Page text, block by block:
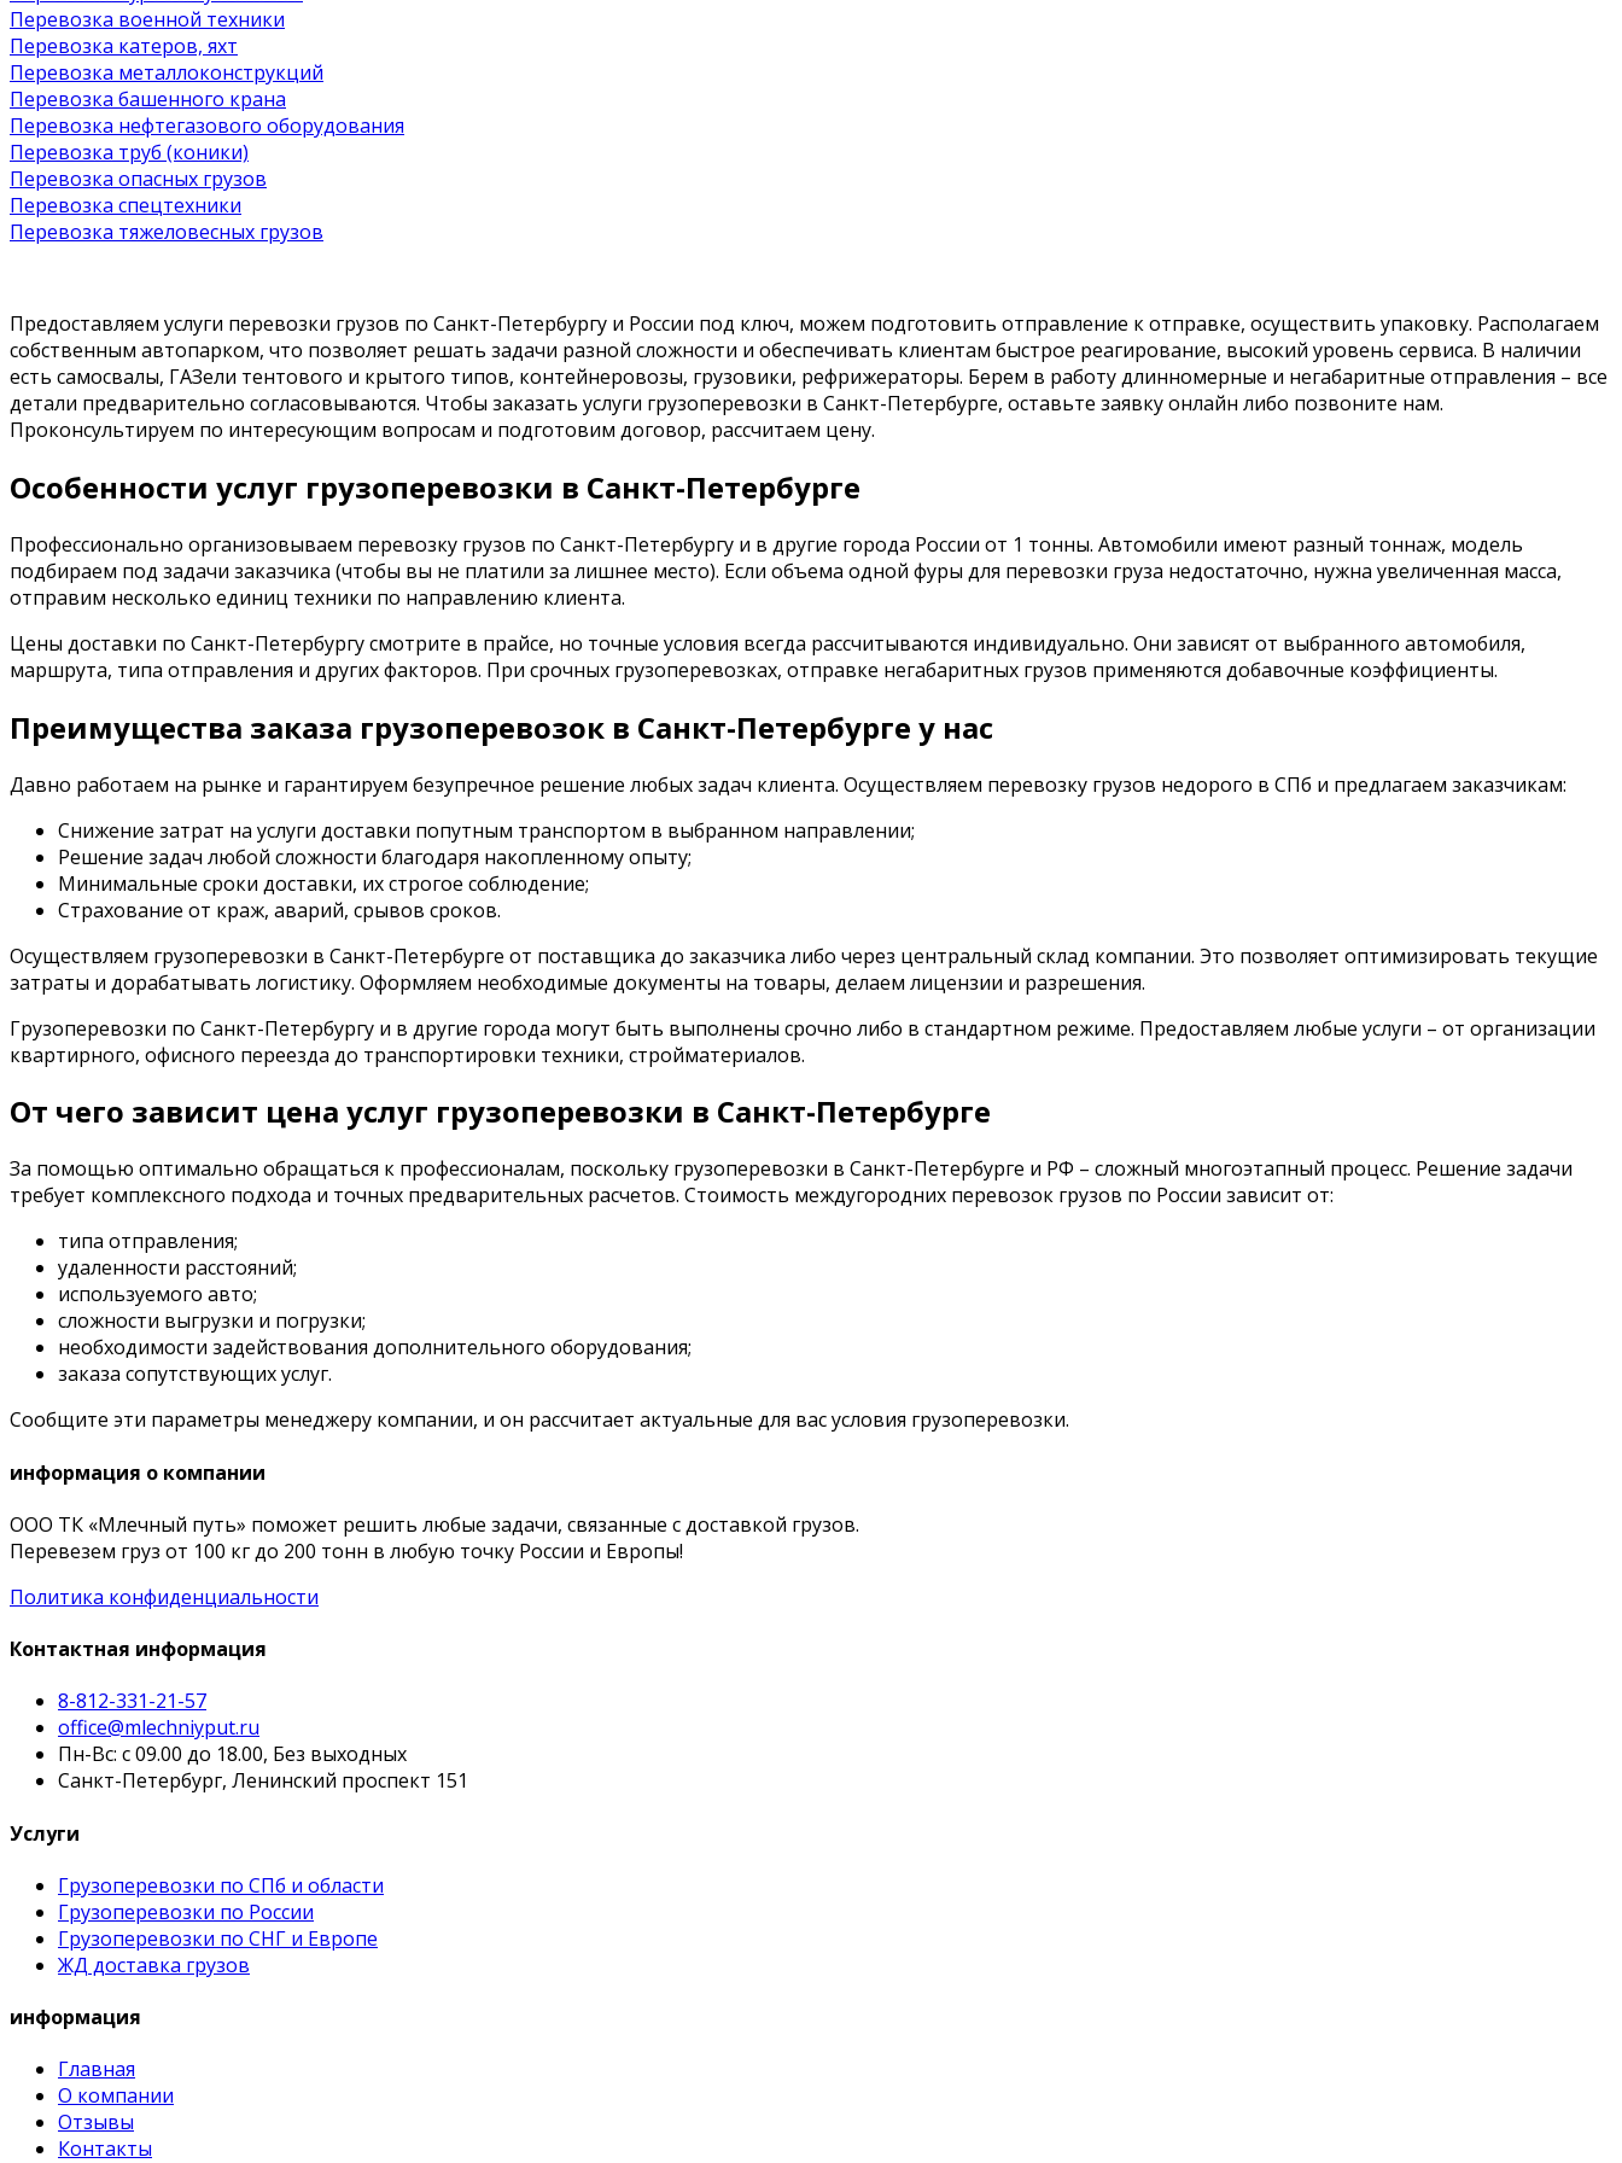
Перевозка военной техники
Перевозка катеров, яхт
Перевозка металлоконструкций
Перевозка башенного крана
Перевозка нефтегазового оборудования
Перевозка труб (коники)
Перевозка опасных грузов
Перевозка спецтехники
Перевозка тяжеловесных грузов
Предоставляем услуги перевозки грузов по Санкт-Петербургу и России под ключ, можем подготовить отправление к отправке, осуществить упаковку. Располагаем
собственным автопарком, что позволяет решать задачи разной сложности и обеспечивать клиентам быстрое реагирование, высокий уровень сервиса. В наличии
есть самосвалы, ГАЗели тентового и крытого типов, контейнеровозы, грузовики, рефрижераторы. Берем в работу длинномерные и негабаритные отправления – все
детали предварительно согласовываются. Чтобы заказать услуги грузоперевозки в Санкт-Петербурге, оставьте заявку онлайн либо позвоните нам.
Проконсультируем по интересующим вопросам и подготовим договор, рассчитаем цену.
Особенности услуг грузоперевозки в Санкт-Петербурге
Профессионально организовываем перевозку грузов по Санкт-Петербургу и в другие города России от 1 тонны. Автомобили имеют разный тоннаж, модель
подбираем под задачи заказчика (чтобы вы не платили за лишнее место). Если объема одной фуры для перевозки груза недостаточно, нужна увеличенная масса,
отправим несколько единиц техники по направлению клиента.
Цены доставки по Санкт-Петербургу смотрите в прайсе, но точные условия всегда рассчитываются индивидуально. Они зависят от выбранного автомобиля,
маршрута, типа отправления и других факторов. При срочных грузоперевозках, отправке негабаритных грузов применяются добавочные коэффициенты.
Преимущества заказа грузоперевозок в Санкт-Петербурге у нас
Давно работаем на рынке и гарантируем безупречное решение любых задач клиента. Осуществляем перевозку грузов недорого в СПб и предлагаем заказчикам:
Снижение затрат на услуги доставки попутным транспортом в выбранном направлении;
Решение задач любой сложности благодаря накопленному опыту;
Минимальные сроки доставки, их строгое соблюдение;
Страхование от краж, аварий, срывов сроков.
Осуществляем грузоперевозки в Санкт-Петербурге от поставщика до заказчика либо через центральный склад компании. Это позволяет оптимизировать текущие
затраты и дорабатывать логистику. Оформляем необходимые документы на товары, делаем лицензии и разрешения.
Грузоперевозки по Санкт-Петербургу и в другие города могут быть выполнены срочно либо в стандартном режиме. Предоставляем любые услуги – от организации
квартирного, офисного переезда до транспортировки техники, стройматериалов.
От чего зависит цена услуг грузоперевозки в Санкт-Петербурге
За помощью оптимально обращаться к профессионалам, поскольку грузоперевозки в Санкт-Петербурге и РФ – сложный многоэтапный процесс. Решение задачи
требует комплексного подхода и точных предварительных расчетов. Стоимость междугородних перевозок грузов по России зависит от:
типа отправления;
удаленности расстояний;
используемого авто;
сложности выгрузки и погрузки;
необходимости задействования дополнительного оборудования;
заказа сопутствующих услуг.
Сообщите эти параметры менеджеру компании, и он рассчитает актуальные для вас условия грузоперевозки.
информация о компании
ООО ТК «Млечный путь» поможет решить любые задачи, связанные с доставкой грузов.
Перевезем груз от 100 кг до 200 тонн в любую точку России и Европы!
Политика конфиденциальности
Контактная информация
8-812-331-21-57
office@mlechniyput.ru
Пн-Вс: с 09.00 до 18.00, Без выходных
Санкт-Петербург, Ленинский проспект 151
Услуги
Грузоперевозки по СПб и области
Грузоперевозки по России
Грузоперевозки по СНГ и Европе
ЖД доставка грузов
информация
Главная
О компании
Отзывы
Контакты